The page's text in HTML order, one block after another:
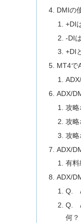
DMIの
+DI
-DI
+DI
MT4で
ADX/
攻
攻
攻
ADX/
有料
ADX/
Q.
Q.
何？